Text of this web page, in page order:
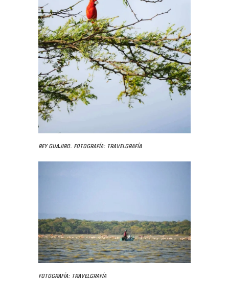
Rey guajiro. Fotografía: Travelgrafía
Fotografía: Travelgrafía